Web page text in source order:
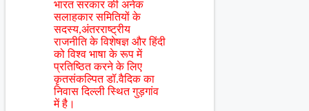
भारत सरकार की अनेक
सलाहकार समितियों के
सदस्य,अंतरराष्ट्रीय
राजनीति के विशेषज्ञ और हिंदी
को विश्व भाषा के रूप में
प्रतिष्ठित करने के लिए
कृतसंकल्पित डॉ.वैदिक का
निवास दिल्ली स्थित गुड़गांव
में है।